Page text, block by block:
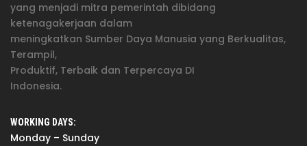
yang menjadi mitra pemerintah dibidang
ketenagakerjaan dalam
meningkatkan Sumber Daya Manusia yang Berkualitas,
Terampil,
Produktif, Terbaik dan Terpercaya DI
Indonesia.
WORKING DAYS:
Monday – Sunday